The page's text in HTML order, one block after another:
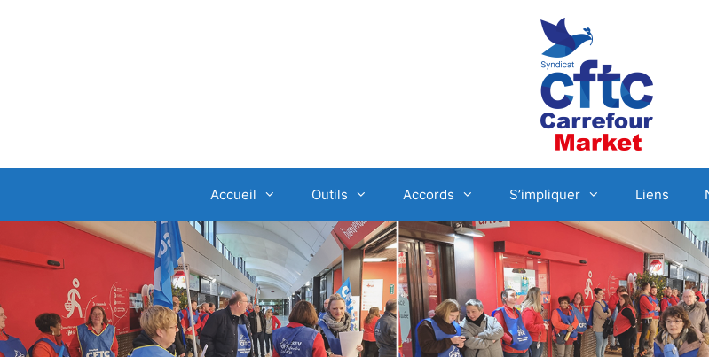
Accueil Outils Accords S’impliquer Liens